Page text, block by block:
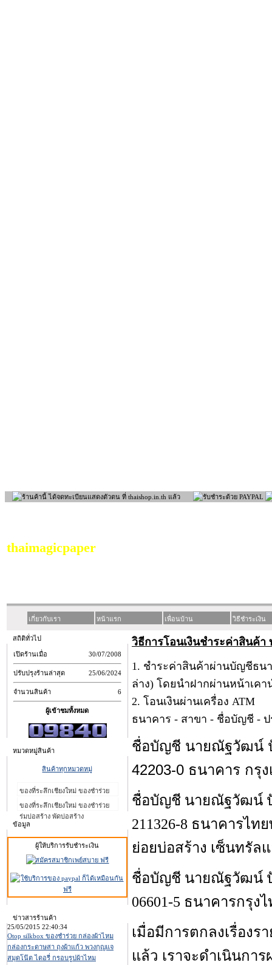
thaimagicpaper
เกี่ยวกับเรา หน้าแรก เพื่อนบ้าน วิธีชำระเงิน
สถิติทั่วไป
เปิดร้านเมื่อ 30/07/2008
ปรับปรุงร้านล่าสุด 25/06/2024
จำนวนสินค้า 6
ผู้เข้าชมทั้งหมด
หมวดหมู่สินค้า
สินค้าทุกหมวดหมู่
ของที่ระลึกเชียงใหม่ ของชำร่วย
ของที่ระลึกเชียงใหม่ ของชำร่วย
ร่มบ่อสร้าง พัดบ่อสร้าง
ข้อมูล
ผู้ให้บริการรับชำระเงิน
ข่าวสารร้านค้า
25/05/2015 22:40:34
Otop silkbox ของชำร่วย กล่องผ้าไหม
กล่องกระดาษสา ถุงผ้าแก้ว พวงกุญแจ
สมุดโน๊ต ไดอรี่ กรอบรูปผ้าไหม
วิธีการโอนเงินชำระค่าสินค้
1. ชำระค่าสินค้าผ่านบัญชีธน
ล่าง) โดยนำฝากผ่านหน้าเคา
2. โอนเงินผ่านเครื่อง ATM
ธนาคาร - สาขา - ชื่อบัญชี -
ชื่อบัญชี นายณัฐวัฒน์
42203-0 ธนาคาร กรุ
ชื่อบัญชี นายณัฐวัฒน์
211326-8 ธนาคารไ
ย่อยบ่อสร้าง เซ็นทรัล
ชื่อบัญชี นายณัฐวัฒน์
06601-5 ธนาคารกรุง
เมื่อมีการตกลงเรื่องร
แล้ว เราจะดำเนินกา